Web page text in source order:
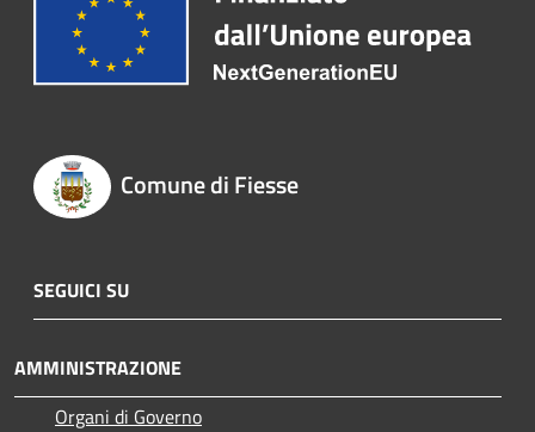
Comune di Fiesse
SEGUICI SU
AMMINISTRAZIONE
Organi di Governo